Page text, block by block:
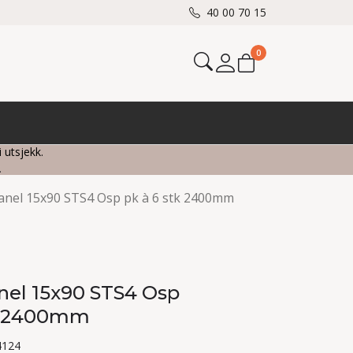
40 00 70 15
Mine sider
0
15x90 STS4 Osp pk à 6 stk 2400mm
15x90 STS4 Osp